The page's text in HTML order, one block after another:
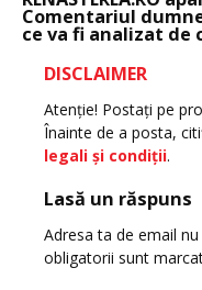
Comentariul
ce va fi analizat de
DISCLAIMER
Atenţie! Postaţi pe
Înainte de a posta,
legali şi condiţii.
Lasă un răspuns
Adresa ta de email
obligatorii sunt